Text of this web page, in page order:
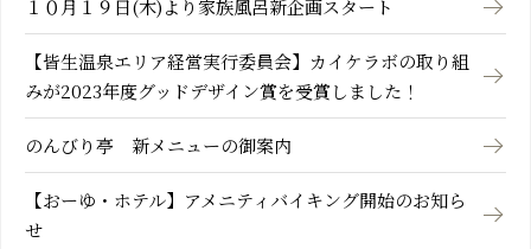
１０月１９日(木)より家族風呂新企画スタート
【皆生温泉エリア経営実行委員会】カイケラボの取り組
みが2023年度グッドデザイン賞を受賞しました！
のんびり亭 新メニューの御案内
【おーゆ・ホテル】アメニティバイキング開始のお知ら
せ